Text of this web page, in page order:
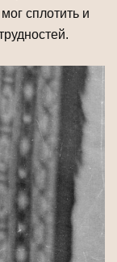
сплотить и